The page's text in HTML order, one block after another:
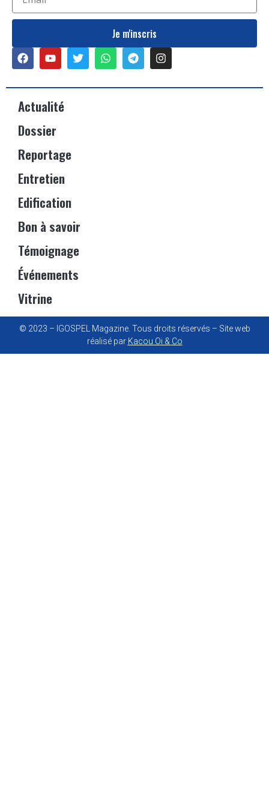
Je m'inscris
Actualité
Dossier
Reportage
Entretien
Edification
Bon à savoir
Témoignage
Événements
Vitrine
© 2023 – IGOSPEL Magazine. Tous droits réservés – Site web
réalisé par Kacou Oi & Co